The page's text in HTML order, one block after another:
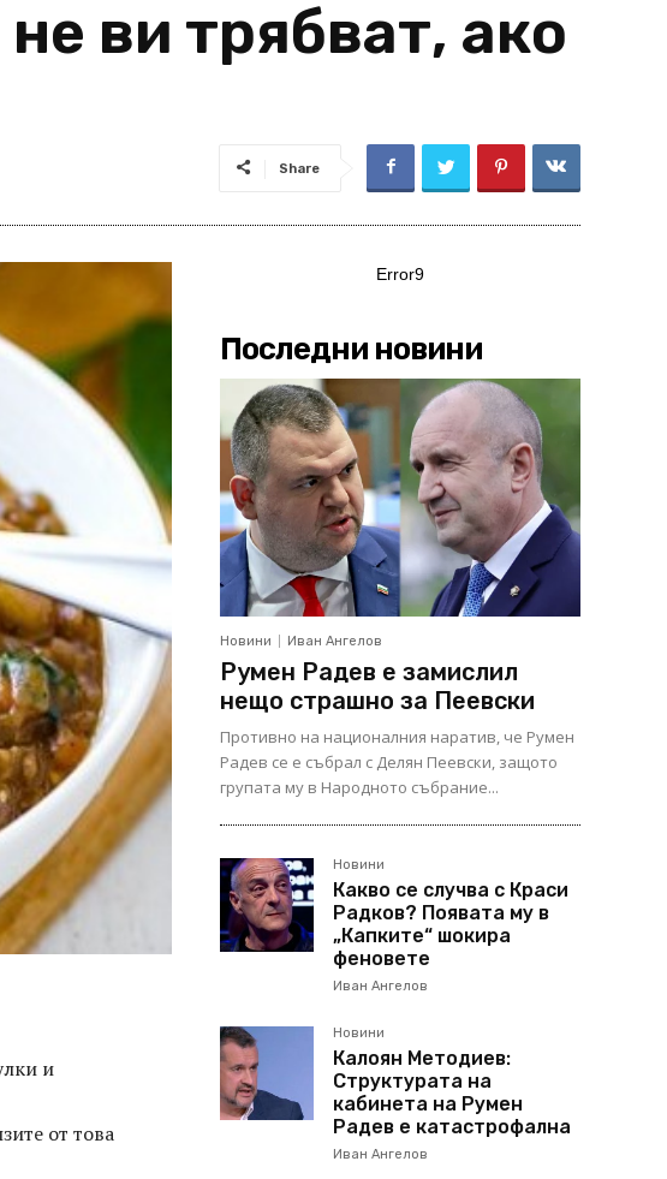
ви трябват, ако
Share
и
от това
Error9
Последни новини
Новини Иван Ангелов
Румен Радев е замислил
нещо страшно за Пеевски
Противно на националния наратив, че Румен
Радев се е събрал с Делян Пеевски, защото
групата му в Народното събрание...
Новини
Какво се случва с Краси
Радков? Появата му в
„Капките“ шокира
феновете
Иван Ангелов
Новини
Калоян Методиев:
Структурата на
кабинета на Румен
Радев е катастрофална
Иван Ангелов